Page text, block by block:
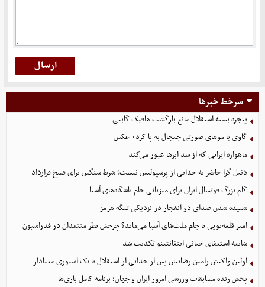
سرخط خبرها
پنجره بسته استقلال مانع بازگشت هافبک گابنی
گاوی با موهای صورتی جنجال به پا کرد+ عکس
ماهواره ایرانی که از سد ابرها عبور می‌کند
دنیل گرا حاضر به جدایی از پرسپولیس نیست؛ شرط سنگین برای فسخ قرارداد
گام بزرگ فوتسال ایران برای میزبانی جام باشگاه‌های آسیا
شنیده شدن صدای دو انفجار در نزدیکی تنگه هرمز
امیر قلعه‌نویی تا جام ملت‌های آسیا می‌ماند؟ چرخش نظر منتقدان در فدراسیون
شایعه استعفای جیانی اینفانتینو تکذیب شد
اولین واکنش رامین رضاییان پس از جدایی از استقلال با یک استوری معنادار
پخش زنده مسابقات ورزشی امروز ایران و جهان؛ برنامه کامل بازی‌ها